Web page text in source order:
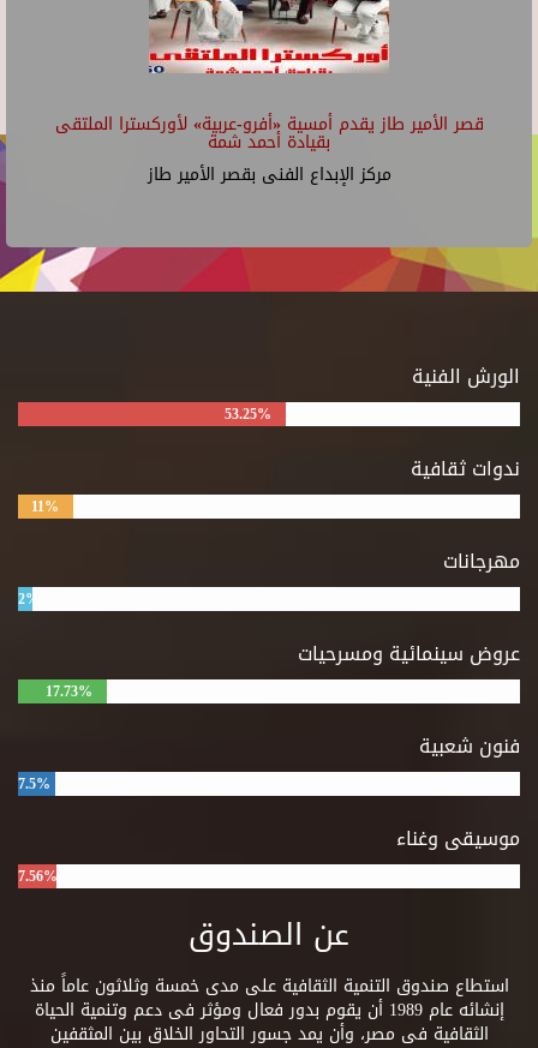
قصر الأمير طاز يقدم أمسية «أفرو-عربية» لأوركسترا الملتقى
بقيادة أحمد شمة
مركز الإبداع الفنى بقصر الأمير طاز
الورش الفنية
53.25%
ندوات ثقافية
11%
مهرجانات
2%
عروض سينمائية ومسرحيات
17.73%
فنون شعبية
7.5%
موسيقى وغناء
7.56%
عن الصندوق
استطاع صندوق التنمية الثقافية على مدى خمسة وثلاثون عاماً منذ
إنشائه عام 1989 أن يقوم بدور فعال ومؤثر فى دعم وتنمية الحياة
الثقافية فى مصر، وأن يمد جسور التحاور الخلاق بين المثقفين